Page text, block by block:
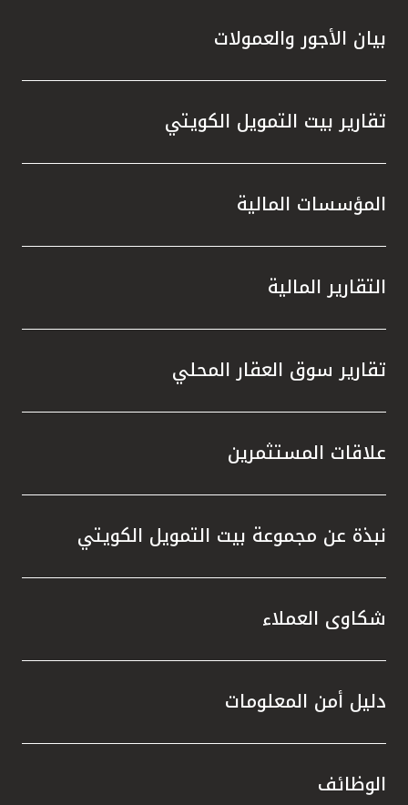
بيان الأجور والعمولات
تقارير بيت التمويل الكويتي
المؤسسات المالية
التقارير المالية
تقارير سوق العقار المحلي
علاقات المستثمرين
نبذة عن مجموعة بيت التمويل الكويتي
شكاوى العملاء
دليل أمن المعلومات
الوظائف